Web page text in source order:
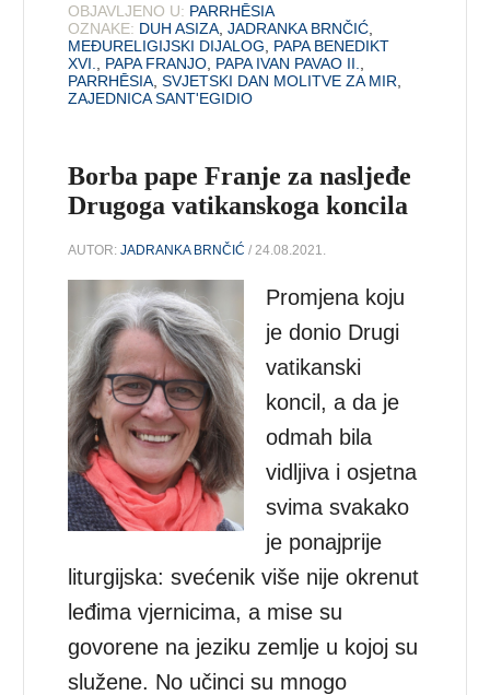
OBJAVLJENO U: PARRHĒSIA
OZNAKE: DUH ASIZA ,JADRANKA BRNČIĆ
MEĐURELIGIJSKI DIJALOG
PAPA BENEDIKT
XVI.
PAPA FRANJO PAPA IVAN PAVAO II.
PARRHĒSIA ,SVJETSKI DAN MOLITVE ZA MIR
ZAJEDNICA SANT'EGIDIO
Borba pape Franje za nasljeđe
Drugoga vatikanskoga koncila
AUTOR:JADRANKA BRNČIĆ / 24.08.2021.
Promjena koju
je donio Drugi
vatikanski
koncil, a da je
odmah bila
vidljiva i osjetna
svima svakako
je ponajprije
liturgijska: svećenik više nije okrenut
leđima vjernicima, a mise su
govorene na jeziku zemlje u kojoj su
služene. No učinci su mnogo